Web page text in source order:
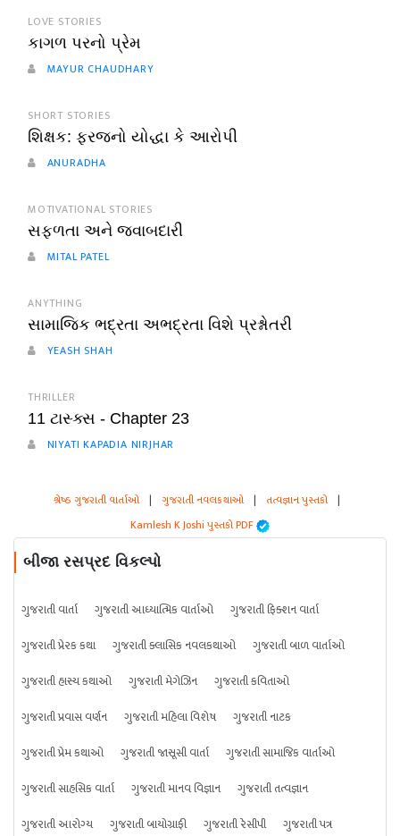
LOVE STORIES
કાગળ પરનો પ્રેમ
MAYUR CHAUDHARY
SHORT STORIES
શિક્ષક: ફરજનો યોદ્ધા કે આરોપી
ANURADHA
MOTIVATIONAL STORIES
સફળતા અને જવાબદારી
MITAL PATEL
ANYTHING
સામાજિક ભદ્રતા અભદ્રતા વિશે પ્રશ્નોતરી
YEASH SHAH
THRILLER
11 ટાસ્ક્સ - Chapter 23
NIYATI KAPADIA NIRJHAR
શ્રેષ્ઠ ગુજરાતી વાર્તાઓ | ગુજરાતી નવલકથાઓ | તત્વજ્ઞાન પુસ્તકો |
Kamlesh K Joshi પુસ્તકો PDF
બીજા રસપ્રદ વિકલ્પો
ગુજરાતી વાર્તા ગુજરાતી આધ્યાત્મિક વાર્તાઓ
ગુજરાતી ફિક્શન વાર્તા
ગુજરાતી પ્રેરક કથા
ગુજરાતી ક્લાસિક નવલકથાઓ
ગુજરાતી બાળ વાર્તાઓ
ગુજરાતી હાસ્ય કથાઓ
ગુજરાતી મેગેઝિન
ગુજરાતી કવિતાઓ
ગુજરાતી પ્રવાસ વર્ણન
ગુજરાતી મહિલા વિશેષ
ગુજરાતી નાટક
ગુજરાતી પ્રેમ કથાઓ
ગુજરાતી જાસૂસી વાર્તા
ગુજરાતી સામાજિક વાર્તાઓ
ગુજરાતી સાહસિક વાર્તા
ગુજરાતી માનવ વિજ્ઞાન
ગુજરાતી તત્વજ્ઞાન
ગુજરાતી આરોગ્ય
ગુજરાતી બાયોગ્રાફી ગુજરાતી રેસીપી
ગુજરાતી પત્ર